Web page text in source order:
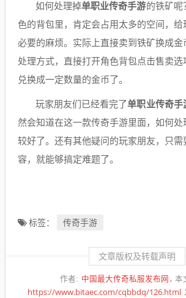
如何处理掉单职业传奇手游的铁矿呢
色的背包里，肯定会占用太多的空间，给
必要的麻烦。实际上直接卖到铁矿换成金
处理方式，直接打开角色背包点击售卖
兑换成一定数量的金币了。
玩家朋友们已经看完了单职业传奇手
然会知道在这一款传奇手游里面，如何处
较好了。还有其他疑问的玩家朋友，只需
容，就能够搞定难题了。
标签： 传奇手游
文章版权及转载声明
作者: 中国最大传奇私服发布网 本
https://www.bitaec.com/cqbbdq/126.html